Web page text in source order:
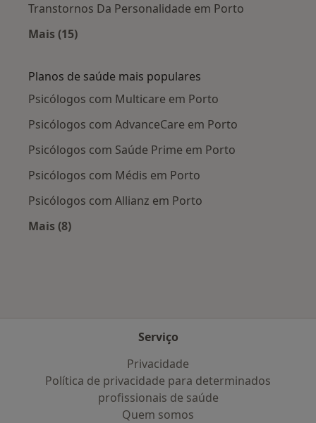
Transtornos Da Personalidade em Porto
Mais (15)
Planos de saúde mais populares
Psicólogos com Multicare em Porto
Psicólogos com AdvanceCare em Porto
Psicólogos com Saúde Prime em Porto
Psicólogos com Médis em Porto
Psicólogos com Allianz em Porto
Mais (8)
Serviço
Privacidade
Política de privacidade para determinados
profissionais de saúde
Quem somos